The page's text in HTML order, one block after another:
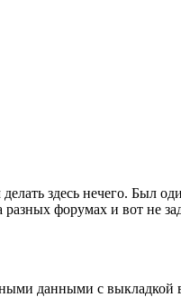
здесь нечего. Был
форумах и вот не
данными с